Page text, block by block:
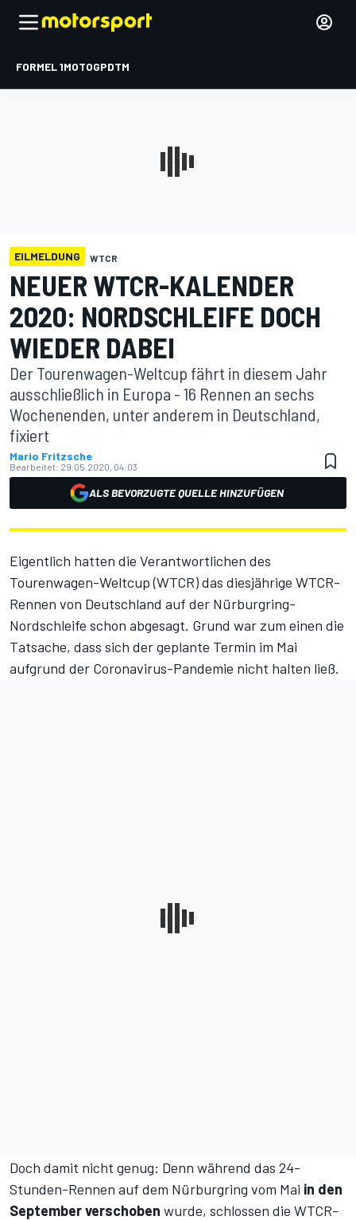
FORMEL 1MOTOGPDTM
EILMELDUNG WTCR
NEUER WTCR-KALENDER
2020: NORDSCHLEIFE DOCH
WIEDER DABEI
Der Tourenwagen-Weltcup fährt in diesem Jahr
ausschließlich in Europa - 16 Rennen an sechs
Wochenenden, unter anderem in Deutschland,
fixiert
Mario Fritzsche
Bearbeitet: 29.05.2020, 04:03
ALS BEVORZUGTE QUELLE HINZUFÜGEN
Eigentlich hatten die Verantwortlichen des
Tourenwagen-Weltcup (WTCR) das diesjährige WTCR-
Rennen von Deutschland auf der Nürburgring-
Nordschleife schon abgesagt. Grund war zum einen die
Tatsache, dass sich der geplante Termin im Mai
aufgrund der Coronavirus-Pandemie nicht halten ließ.
Doch damit nicht genug: Denn während das 24-
Stunden-Rennen auf dem Nürburgring vom Mai in den
September verschoben wurde, schlossen die WTCR-